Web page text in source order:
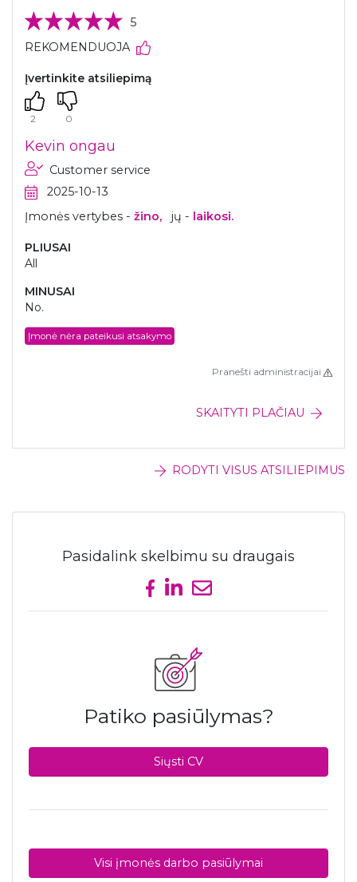
Kevin ongau
Customer service
2025-10-13
Įmonės vertybes - žino, jų - laikosi.
PLIUSAI
All
MINUSAI
No.
Įmonė nėra pateikusi atsakymo
5
REKOMENDUOJA
Įvertinkite atsiliepimą
2 0
Pranešti administracijai
SKAITYTI PLAČIAU
RODYTI VISUS ATSILIEPIMUS
Pasidalink skelbimu su draugais
Share on Facebook
Share on LinkedIn
Send email
Patiko pasiūlymas?
Siųsti CV
Visi įmonės darbo pasiūlymai